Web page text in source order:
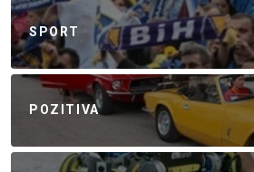
SPORT
POZITIVA